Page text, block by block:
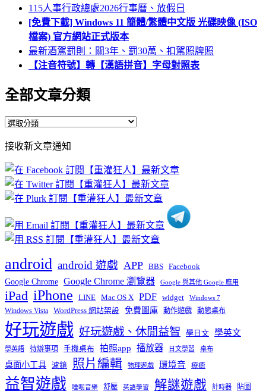
115人事行政總處2026行事曆、放假日
[免費下載] Windows 11 簡體/繁體中文版 光碟映像 (ISO
檔案) 官方網站正式版本
最新酒駕罰則：關3年、罰30萬、扣駕照牌照
【注音符號】轉【漢語拼音】字母對照表
全部文章分類
全
文
章
分
類
接收新文章通知
android android 遊戲 APP BBS Facebook
Google Chrome Google Chrome 瀏覽器 Google 與其他 Google 應用
iPad iPhone LINE Mac OS X PDF widget Windows 7
Windows Vista WordPress 網站架設 免費圖庫 動作遊戲 動態桌布
好玩遊戲 好玩遊戲、休閒益智 學日文 學英文
學英語 待辦事項 手機桌布 拍照app 播放器 日文學習 桌布
桌面小工具 濾鏡 照片編輯 物理遊戲 環境音 療癒
益智遊戲 睡眠音樂 舒壓 英語學習 解謎遊戲 計時器 貼圖